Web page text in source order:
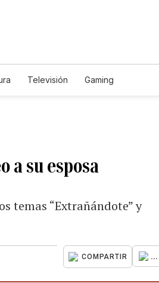
Televisión Gaming
a su esposa
temas “Extrañándote” y
COMPARTIR ...